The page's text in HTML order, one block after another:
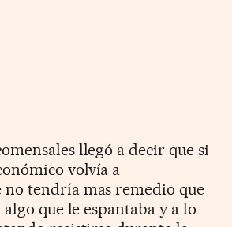
llegó a decir que si
volvía a
no tendría mas remedio que
algo que le espantaba y a lo